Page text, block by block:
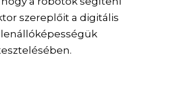
szereplőit a digitális